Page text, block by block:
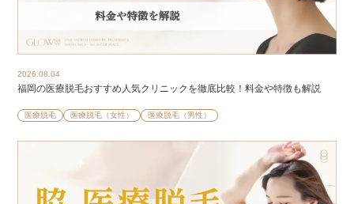
2026.08.04
福岡の医療脱毛おすすめ人気クリニックを徹底比較！料金や特徴も解説
医療脱毛 医療脱毛（女性） 医療脱毛（男性）